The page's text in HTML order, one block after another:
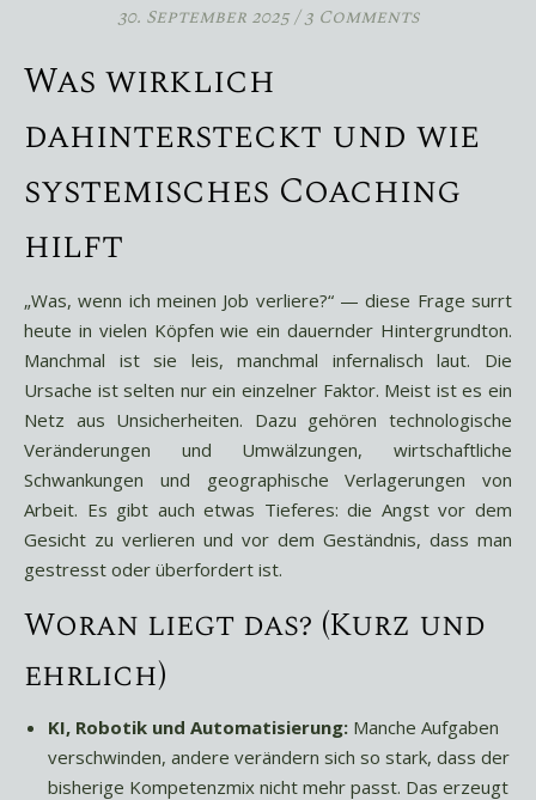
30. September 2025/3 Comments
Was wirklich
dahintersteckt und wie
systemisches Coaching
hilft
„Was, wenn ich meinen Job verliere?“ — diese Frage surrt
heute in vielen Köpfen wie ein dauernder Hintergrundton.
Manchmal ist sie leis, manchmal infernalisch laut. Die
Ursache ist selten nur ein einzelner Faktor. Meist ist es ein
Netz aus Unsicherheiten. Dazu gehören technologische
Veränderungen und Umwälzungen, wirtschaftliche
Schwankungen und geographische Verlagerungen von
Arbeit. Es gibt auch etwas Tieferes: die Angst vor dem
Gesicht zu verlieren und vor dem Geständnis, dass man
gestresst oder überfordert ist.
Woran liegt das? (Kurz und
ehrlich)
KI, Robotik und Automatisierung: Manche Aufgaben
verschwinden, andere verändern sich so stark, dass der
bisherige Kompetenzmix nicht mehr passt. Das erzeugt